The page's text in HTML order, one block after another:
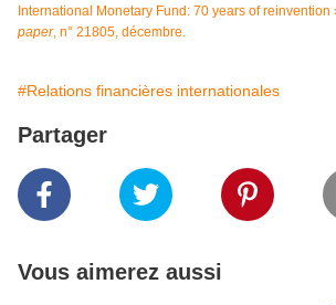
International Monetary Fund: 70 years of reinvention
paper, n° 21805, décembre.
#Relations financières internationales
Partager
Vous aimerez aussi